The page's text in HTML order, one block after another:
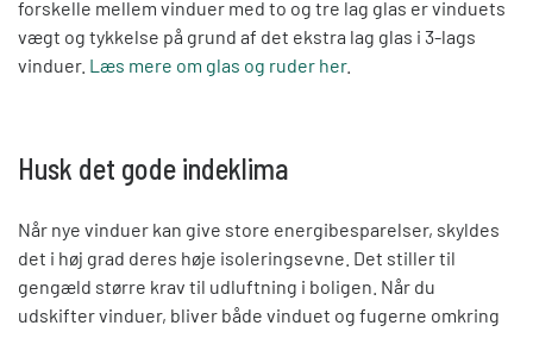
forskelle mellem vinduer med to og tre lag glas er vinduets
vægt og tykkelse på grund af det ekstra lag glas i 3-lags
vinduer. Læs mere om glas og ruder her.
Husk det gode indeklima
Når nye vinduer kan give store energibesparelser, skyldes
det i høj grad deres høje isoleringsevne. Det stiller til
gengæld større krav til udluftning i boligen. Når du
udskifter vinduer, bliver både vinduet og fugerne omkring